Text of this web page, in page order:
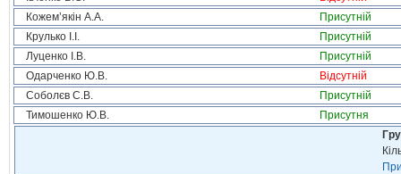
Кожем’якін А.А.
Присутній
Крулько І.І.
Присутній
Луценко І.В.
Присутній
Одарченко Ю.В.
Відсутній
Соболєв С.В.
Присутній
Тимошенко Ю.В.
Присутня